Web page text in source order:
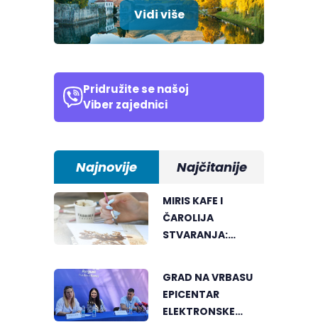
Vidi više
Pridružite se našoj
Viber zajednici
Najnovije Najčitanije
MIRIS KAFE I
ČAROLIJA
STVARANJA:
BANJALUCI
GRAD NA VRBASU
EPICENTAR
ELEKTRONSKE